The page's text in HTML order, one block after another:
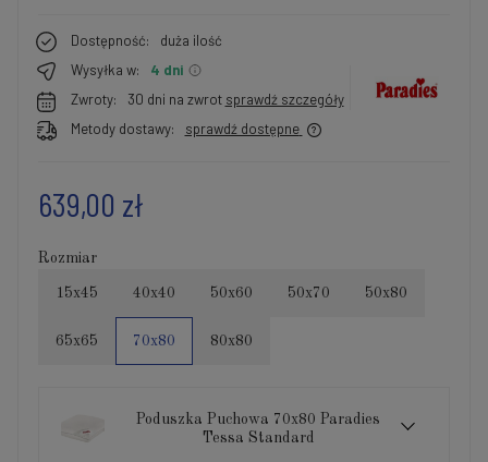
Dostępność:
duża ilość
Wysyłka w:
4 dni
Zwroty:
30 dni na zwrot sprawdź szczegóły
Metody dostawy:
sprawdź dostępne
639,00 zł
Rozmiar
15x45 40x40 50x60 50x70 50x80
65x65 70x80 80x80
Poduszka Puchowa 70x80 Paradies
Tessa Standard